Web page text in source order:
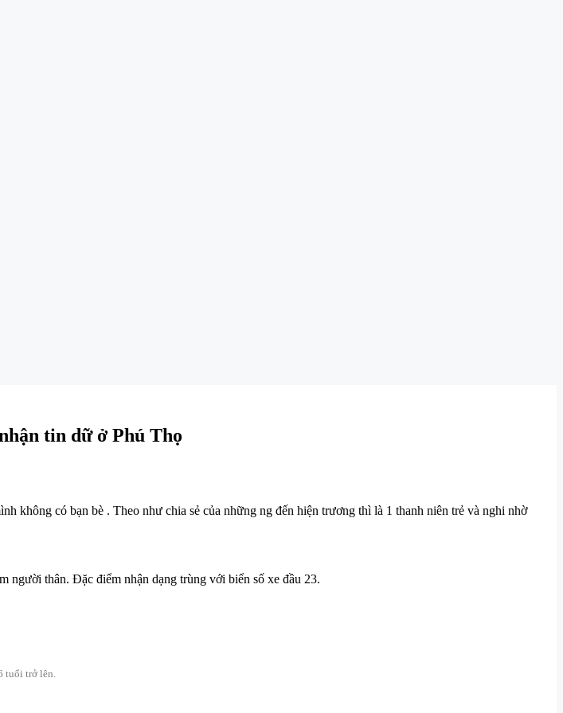
tin dữ ở Phú Thọ
không có bạn bè . Theo như chia sẻ của những ng đến hiện trương thì là 1 thanh niên trẻ và nghi nhờ
người thân. Đặc điểm nhận dạng trùng với biển số xe đầu 23.
tuổi trở lên.